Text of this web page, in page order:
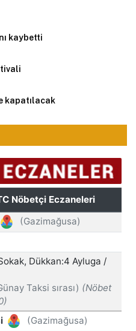
kaybetti
kapatılacak